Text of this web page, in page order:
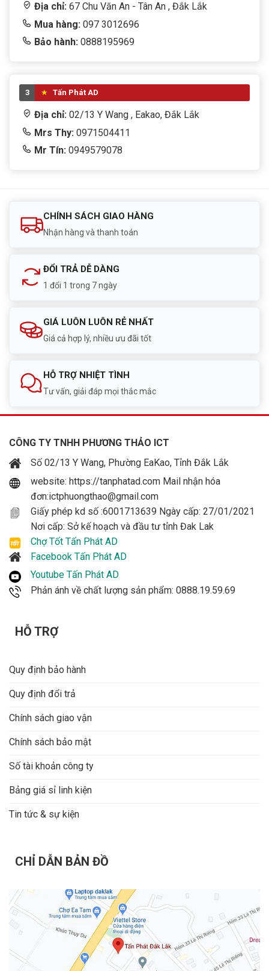
Địa chỉ: 67 Chu Văn An - Tân An , Đắk Lắk
Mua hàng: 097 3012696
Bảo hành: 0888195969
3 Tấn Phát AD
Địa chỉ: 02/13 Y Wang , Eakao, Đắk Lắk
Mrs Thy: 0971504411
Mr Tín: 0949579078
CHÍNH SÁCH GIAO HÀNG
Nhận hàng và thanh toán
ĐỔI TRẢ DỄ DÀNG
1 đổi 1 trong 7 ngày
GIÁ LUÔN LUÔN RẺ NHẤT
Giá cả hợp lý, nhiều ưu đãi tốt
HỖ TRỢ NHIỆT TÌNH
Tư vấn, giải đáp mọi thắc mắc
CÔNG TY TNHH PHƯƠNG THẢO ICT
Số 02/13 Y Wang, Phường EaKao, Tỉnh Đắk Lắk
website: https://tanphatad.com Mail nhận hóa
đơn:ictphuongthao@gmail.com
Giấy phép kd số :6001713639 Ngày cấp: 27/01/2021
Nơi cấp: Sở kế hoạch và đầu tư tỉnh Đak Lak
Chợ Tốt Tấn Phát AD
Facebook Tấn Phát AD
Youtube Tấn Phát AD
Phản ánh về chất lượng sản phẩm: 0888.19.59.69
HỖ TRỢ
Quy định bảo hành
Quy định đổi trả
Chính sách giao vận
Chính sách bảo mật
Số tài khoản công ty
Bảng giá sỉ linh kiện
Tin tức & sự kiện
CHỈ DẪN BẢN ĐỒ